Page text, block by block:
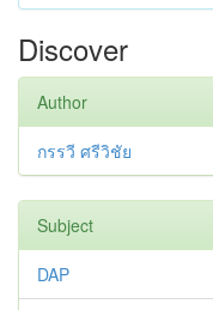
Discover
Author
กรรวี ศรีวิชัย
Subject
DAP